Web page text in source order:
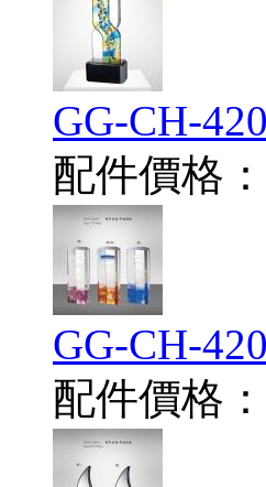
GG-CH-
配件價格：
GG-CH-
配件價格：